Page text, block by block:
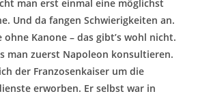
man erst einmal eine möglichst
Und da fangen Schwierigkeiten an.
Kanone – das gibt’s wohl nicht.
man zuerst Napoleon konsultieren.
der Franzosenkaiser um die
erworben. Er selbst war in